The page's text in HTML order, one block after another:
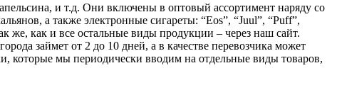
и т.д. Они включены в оптовый ассортимент наряду со
а также электронные сигареты: “Eos”, “Juul”, “Puff”,
же, как и все остальные виды продукции – через наш сайт.
займет от 2 до 10 дней, а в качестве перевозчика может
мы периодически вводим на отдельные виды товаров,